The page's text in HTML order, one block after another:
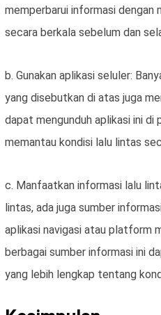
memperbarui informasi dengan
secara berkala sebelum dan
b. Gunakan aplikasi seluler:
yang disebutkan di atas juga
dapat mengunduh aplikasi ini di
memantau kondisi lalu lintas
c. Manfaatkan informasi lalu
lintas, ada juga sumber
aplikasi navigasi atau platform
berbagai sumber informasi ini
yang lebih lengkap tentang